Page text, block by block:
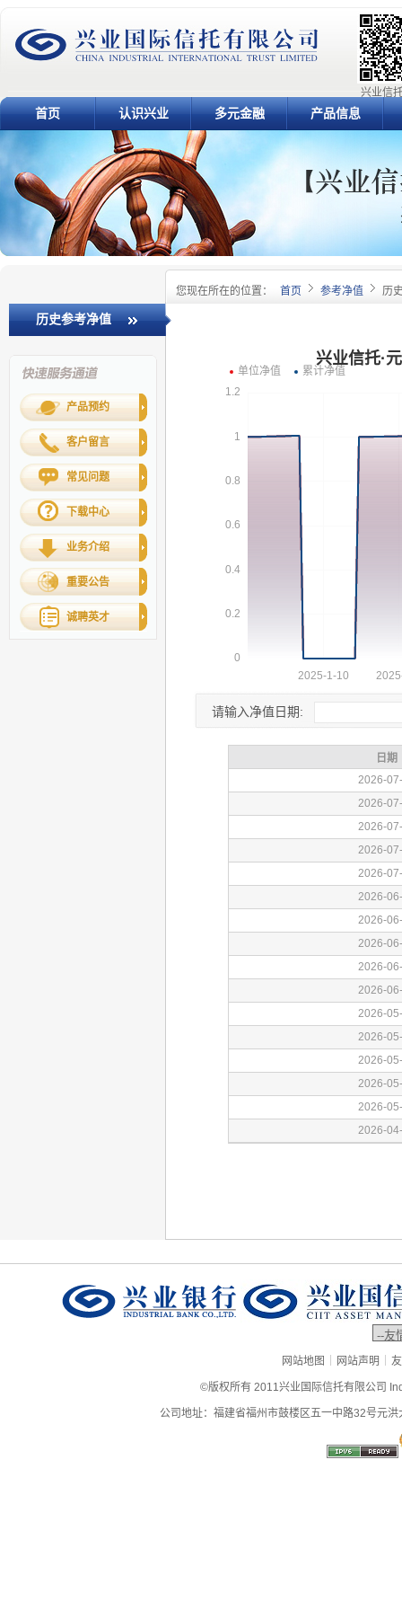
兴业信
首页 认识兴业 多元金融 产品信息
您现在所在的位置： 首页 参考净值 历
历史参考净值
产品预约
客户留言
常见问题
下载中心
业务介绍
重要公告
诚聘英才
请输入净值日期:
网站地图 | 网站声明 |
©版权所有 2011兴业国际信托有限公司
公司地址：福建省福州市鼓楼区五一中路32号元